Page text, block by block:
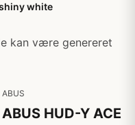
white
kan være genereret
ABUS
ABUS HUD-Y ACE